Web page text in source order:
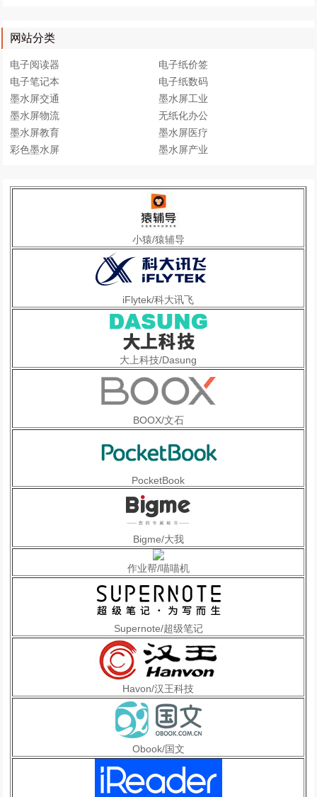
网站分类
电子阅读器
电子纸价签
电子笔记本
电子纸数码
墨水屏交通
墨水屏工业
墨水屏物流
无纸化办公
墨水屏教育
墨水屏医疗
彩色墨水屏
墨水屏产业
小猿/猿辅导
iFlytek/科大讯飞
大上科技/Dasung
BOOX/文石
PocketBook
Bigme/大我
作业帮/喵喵机
Supernote/超级笔记
Havon/汉王科技
Obook/国文